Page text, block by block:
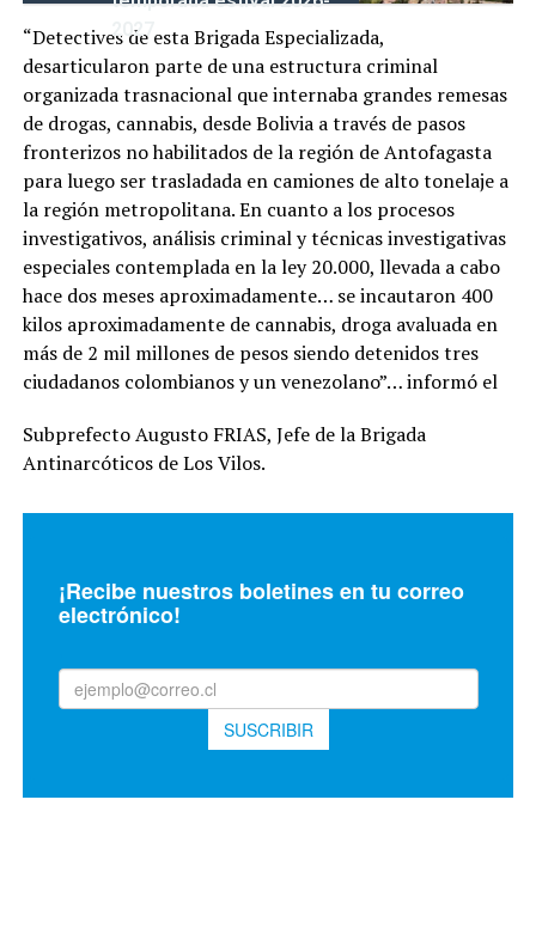
2027
“Detectives de esta Brigada Especializada,
desarticularon parte de una estructura criminal
organizada trasnacional que internaba grandes remesas
de drogas, cannabis, desde Bolivia a través de pasos
fronterizos no habilitados de la región de Antofagasta
para luego ser trasladada en camiones de alto tonelaje a
la región metropolitana. En cuanto a los procesos
investigativos, análisis criminal y técnicas investigativas
especiales contemplada en la ley 20.000, llevada a cabo
hace dos meses aproximadamente… se incautaron 400
kilos aproximadamente de cannabis, droga avaluada en
más de 2 mil millones de pesos siendo detenidos tres
ciudadanos colombianos y un venezolano”… informó el
Subprefecto Augusto FRIAS, Jefe de la Brigada
Antinarcóticos de Los Vilos.